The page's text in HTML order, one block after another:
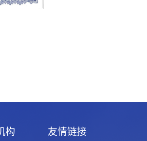
构 友情链接